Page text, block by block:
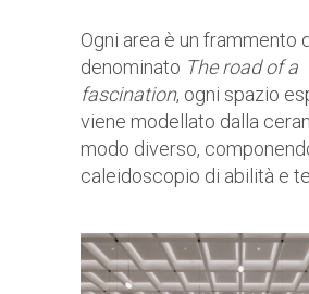
Ogni area è un frammento
denominato The road of a
fascination, ogni spazio
viene modellato dalla
modo diverso,
caleidoscopio di abilità e